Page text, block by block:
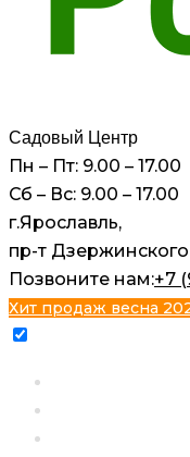
Садовый Центр
Пн – Пт: 9.00 – 17.00
Сб – Вс: 9.00 – 17.00
г.Ярославль,
пр-т
Позвоните нам:+7
Хит продаж весна